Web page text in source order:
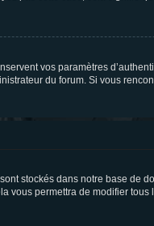
vos paramètres
du forum. Si vous
stockés dans notre base de
vous permettra de modifier